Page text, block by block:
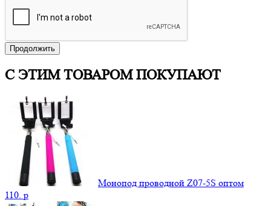
Продолжить
С ЭТИМ ТОВАРОМ ПОКУПАЮТ
Монопод проводной Z07-5S оптом
110. p